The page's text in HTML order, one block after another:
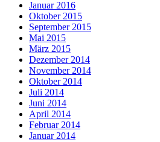
Januar 2016
Oktober 2015
September 2015
Mai 2015
März 2015
Dezember 2014
November 2014
Oktober 2014
Juli 2014
Juni 2014
April 2014
Februar 2014
Januar 2014